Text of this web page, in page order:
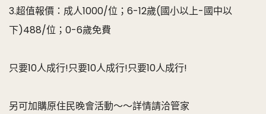
3.超值報價：成人1000/位；6-12歲(國小以上-國中以
下)488/位；0-6歲免費
只要10人成行!只要10人成行!只要10人成行!
另可加購原住民晚會活動～～詳情請洽管家